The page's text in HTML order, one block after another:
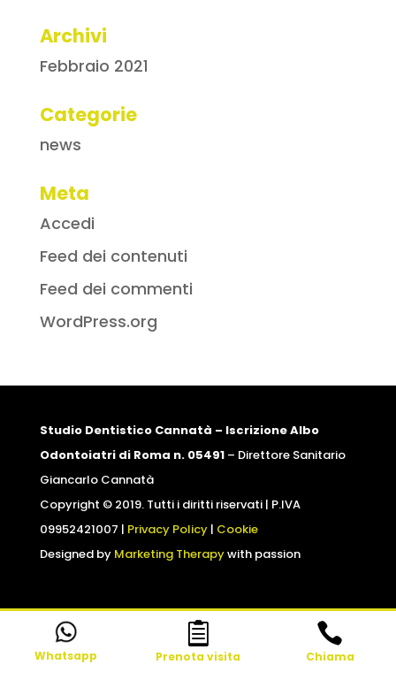
Archivi
Febbraio 2021
Categorie
news
Meta
Accedi
Feed dei contenuti
Feed dei commenti
WordPress.org
Studio Dentistico Cannatà – Iscrizione Albo
Odontoiatri di Roma n. 05491– Direttore Sanitario
Giancarlo Cannatà
Copyright © 2019. Tutti i diritti riservati | P.IVA
09952421007 | Privacy Policy| Cookie
Designed by Marketing Therapywith passion
Whatsapp

Prenota visita

Chiama
Whatsapp

Prenota visita

Chiama